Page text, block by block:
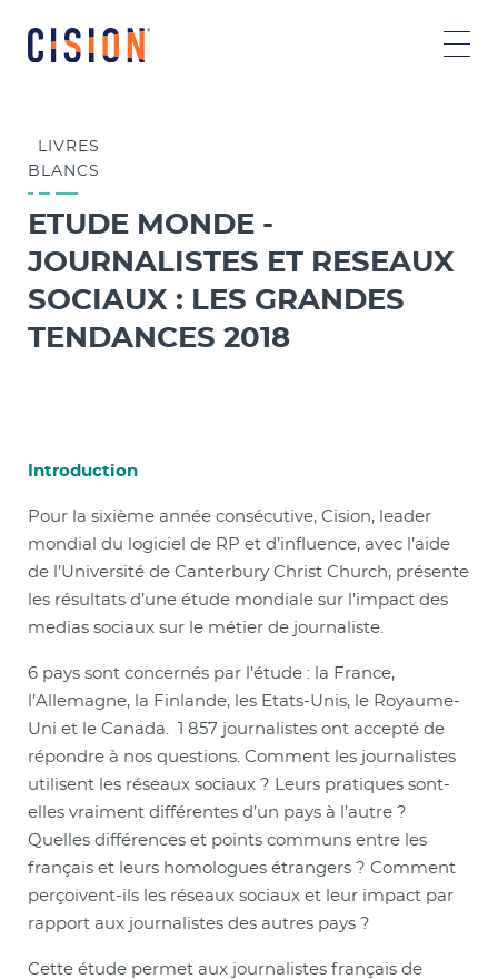
LIVRES
BLANCS
ETUDE MONDE -
JOURNALISTES ET RESEAUX
SOCIAUX : LES GRANDES
TENDANCES 2018
Introduction
Pour la sixième année consécutive, Cision, leader
mondial du logiciel de RP et d’influence, avec l’aide
de l’Université de Canterbury Christ Church, présente
les résultats d’une étude mondiale sur l’impact des
medias sociaux sur le métier de journaliste.
6 pays sont concernés par l’étude : la France,
l’Allemagne, la Finlande, les Etats-Unis, le Royaume-
Uni et le Canada. 1 857 journalistes ont accepté de
répondre à nos questions. Comment les journalistes
utilisent les réseaux sociaux ? Leurs pratiques sont-
elles vraiment différentes d’un pays à l’autre ?
Quelles différences et points communs entre les
français et leurs homologues étrangers ? Comment
perçoivent-ils les réseaux sociaux et leur impact par
rapport aux journalistes des autres pays ?
Cette étude permet aux journalistes français de